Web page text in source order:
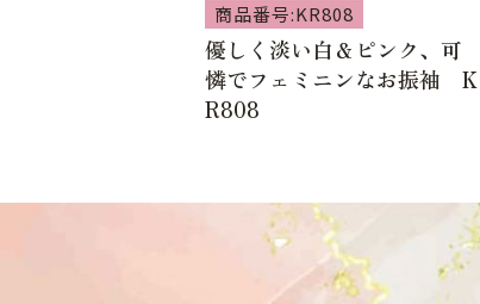
商品番号:KR808
優しく淡い白＆ピンク、可
憐でフェミニンなお振袖 K
R808